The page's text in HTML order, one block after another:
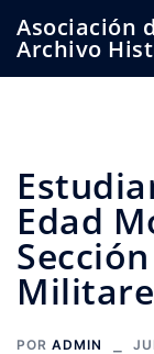
Asociación
Archivo
Edad
POR ADMIN